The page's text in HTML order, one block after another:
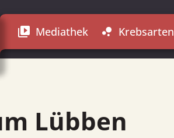
video_library Mediathek bubble_chart Krebsarten
Lübben